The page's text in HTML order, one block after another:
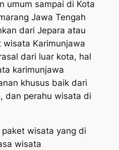
umum sampai di Kota
Jawa Tengah
dari Jepara atau
wisata Karimunjawa
dari luar kota, hal
karimunjawa
khusus baik dari
dan perahu wisata di
wisata yang di
wisata